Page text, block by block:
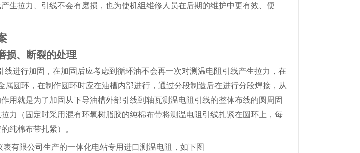
生拉力、引线不会有磨损，也为使机组维修人员在后期的维护中更有效、便
损、断裂的处理
线进行加固，在加固后应考虑到循环油不会再一次对测温电阻引线产生拉力，在
属圆环，在制作圆环时应在油槽内部进行，通过分段制造后在进行分段焊接，从
用就是为了加固从下导油槽外部引线到 轴瓦测温电阻引线的整体布线的圆周固
力（固定时采用混有环氧树脂胶的纯棉布带将测温电阻引线扎紧在圆环上，每
纯棉布带扎紧）。
有限公司生产的一体化电站专用进口测温电阻，如下图